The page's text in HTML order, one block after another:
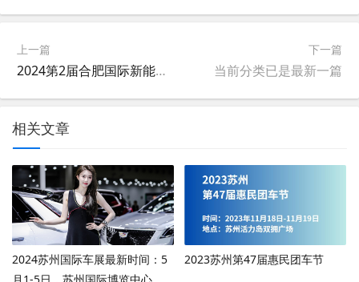
上一篇
2024第2届合肥国际新能源汽车展览会
下一篇
当前分类已是最新一篇
相关文章
2024苏州国际车展最新时间：5
月1-5日，苏州国际博览中心
2023苏州第47届惠民团车节